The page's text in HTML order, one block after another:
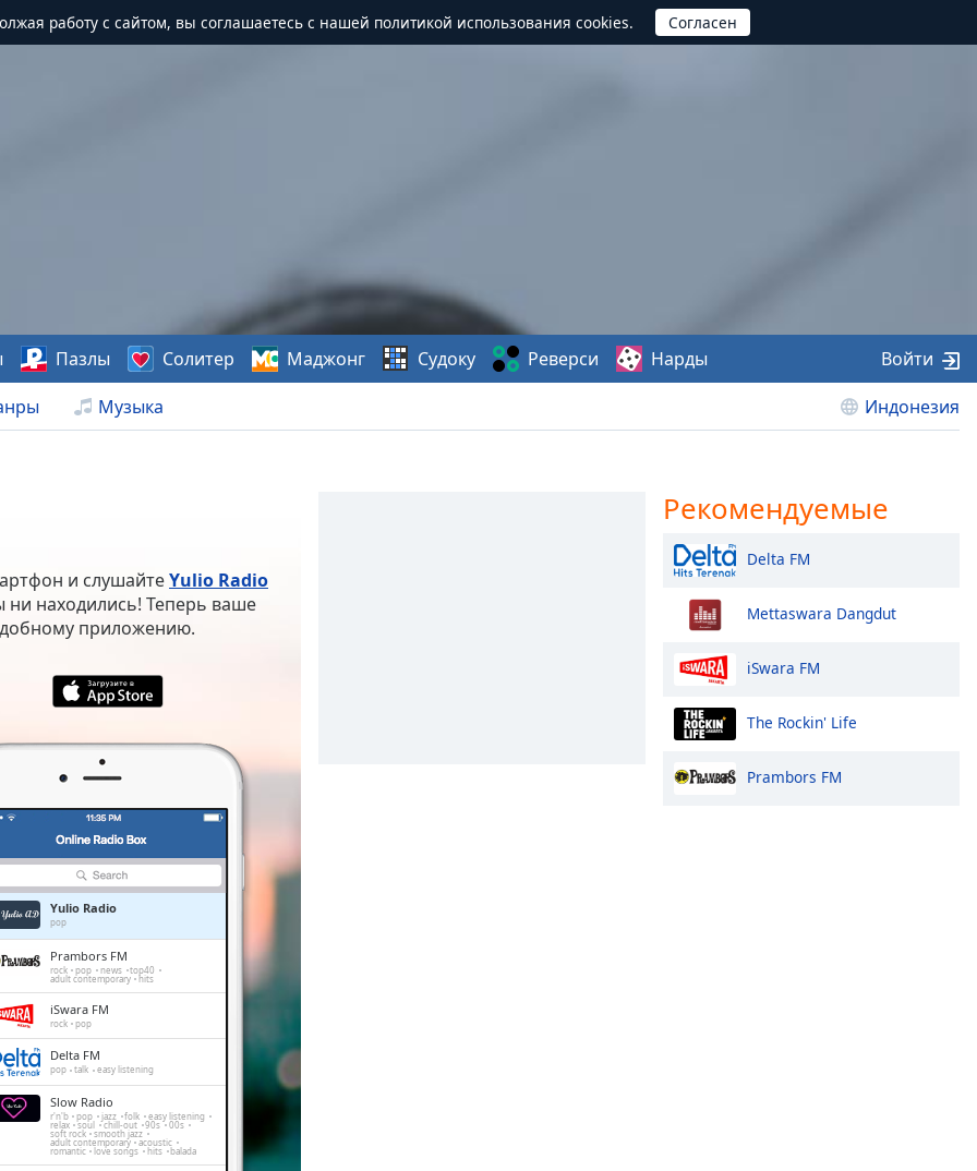
работу с сайтом, вы соглашаетесь с нашей политикой использования cookies.
Музыка Индонезия
Пазлы Солитер Маджонг Судоку Реверси Нарды Войти
и слушайтеYulio Radio
ни находились! Теперь ваше
приложению.
Yulio Radio
pop
Prambors FM
rock pop news top40
adult contemporary hits
iSwara FM
rock pop
Delta FM
pop talk easy listening
Slow Radio
r'n'b pop jazz folk easy listening
relax soul chill-out 90s 00s
soft rock smooth jazz
adult contemporary acoustic
romantic love songs hits balada
Рекомендуемые
Delta FM
Mettaswara Dangdut
iSwara FM
The Rockin' Life
Prambors FM